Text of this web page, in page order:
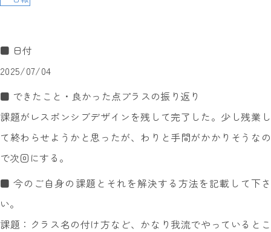
■ 日付
2025/07/04
■ できたこと・良かった点プラスの振り返り
課題がレスポンシブデザインを残して完了した。少し残業し
て終わらせようかと思ったが、わりと手間がかかりそうなの
で次回にする。
■ 今のご自身の課題とそれを解決する方法を記載して下さ
い。
課題：クラス名の付け方など、かなり我流でやっているとこ